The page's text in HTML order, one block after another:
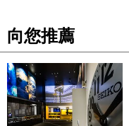
向您推薦